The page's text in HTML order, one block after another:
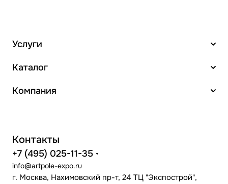
Услуги
Каталог
Компания
Контакты
+7 (495) 025-11-35
info@artpole-expo.ru
г. Москва, Нахимовский пр-т, 24 ТЦ "Экспострой",